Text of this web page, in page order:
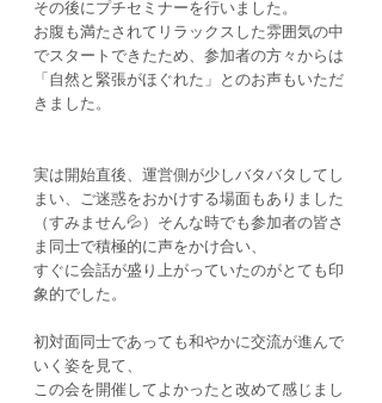
その後にプチセミナーを行いました。
お腹も満たされてリラックスした雰囲気の中
でスタートできたため、参加者の方々からは
「自然と緊張がほぐれた」とのお声もいただ
きました。
実は開始直後、運営側が少しバタバタしてし
まい、ご迷惑をおかけする場面もありました
（すみません💦）そんな時でも参加者の皆さ
ま同士で積極的に声をかけ合い、
すぐに会話が盛り上がっていたのがとても印
象的でした。
初対面同士であっても和やかに交流が進んで
いく姿を見て、
この会を開催してよかったと改めて感じまし